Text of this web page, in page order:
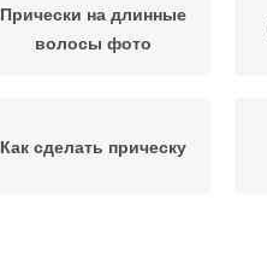
Прически на длинные
волосы фото
Как сделать прическу